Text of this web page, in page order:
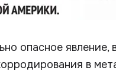
опасное
в